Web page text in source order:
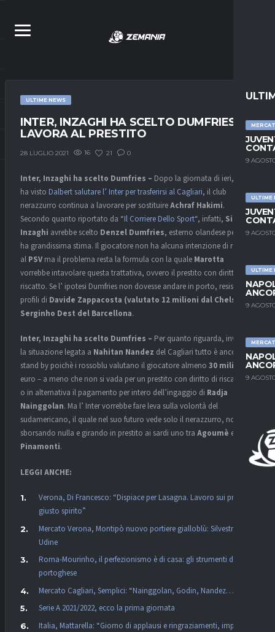
9
ULTIME
9
ULTIME
9
9
ULTIME NEWS
INTER, INZAGHI HA SCELTO DUMFRIES: SI
LAVORA AL PRESTITO
28 LUGLIO 2021 16 21 0
Inter, Inzaghi ha scelto Dumfries – Dopo la giornata di ieri, che
ha visto Dalbert salutare l’ Inter per trasferirsi al Cagliari, il club
nerazzurro continua a lavorare per sostituireAchraf Hakimi.
Secondo quanto riportato da “Il Corriere Dello Sport“, infatti, Simone
Inzaghi avrebbe scelto Denzel Dumfries, esterno olandese per cui
ha grandissima stima. Il giocatore non ha alcuna intenzione di restare
al PSV ma il problema resta la formula con la quale Marotta
vorrebbe intavolare questa trattativa, ovvero il prestito con diritto di
riscatto. Se l’ ipotesi Dumfries non dovesse andare in porto, resistono i
profili di Davide Zappacosta (valutato 12 milioni dal Chelsea) e
Serginho Dest del Barcellona.
Inter, Inzaghi ha scelto Dumfries – Per quanto riguarda, invece,
la situazione legata a Nahitan Nandez del Cagliari tutto è ancora in
stand by poichè i rossoblu valutano il giocatore almeno 30 milionidi
euro – a meno che non si vada per un prestito con diritto di riscatto –
o in alternativa il pagamento per intero dell’ingaggio di Radja
Nainggolan. Ma l’ Inter vorrebbe fare leva sulla volontà del
sudamericano, il quale nel suo futuro vede solo il nerazzurro, non
sborsando nulla e girando in prestito ai sardi uno tra Agoumè e
Pinamonti.
LEGGI ANCHE:
Verona, Di Francesco: “Dispiace per Lasagna. Lavoro sui principi,
giusto spirito”
Mercato Verona, Montipò nuovo portiere gialloblù: Silvestri verso
Udine
Roma-Mourinho, il perfezionismo è di casa: gli strumenti del
portoghese
Mercato Cagliari, Semplici: “Nainggolan, Godin, Nandez…”
Serie A 2021/2022, ecco la prima giornata
Italia, Mattarella: “Giorno di applausi e ringraziamenti, impresa